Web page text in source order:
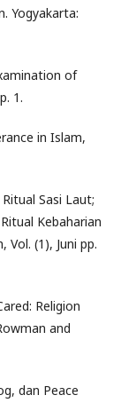
Yogyakarta:
of
1.
in Islam,
Sasi Laut;
Kebaharian
Vol. (1), Juni pp.
Religion
and
dan Peace